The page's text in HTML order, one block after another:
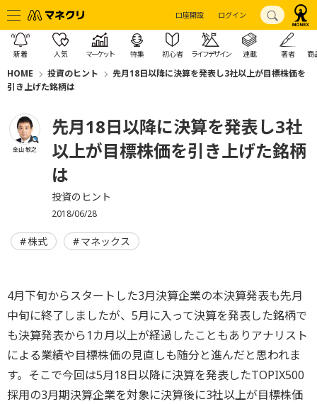
口座開設 ログイン
新着 人気 マーケット 特集 初心者 ライフデザイン 連載 著者 商
HOME 投資のヒント
先月18日以降に決算を発表し3社以上が目標株価を
引き上げた銘柄は
金山 敏之
先月18日以降に決算を発表し3社
以上が目標株価を引き上げた銘柄
は
投資のヒント
2018/06/28
株式 マネックス
4月下旬からスタートした3月決算企業の本決算発表も先月
中旬に終了しましたが、5月に入って決算を発表した銘柄で
も決算発表から1カ月以上が経過したこともありアナリスト
による業績や目標株価の見直しも随分と進んだと思われま
す。そこで今回は5月18日以降に決算を発表したTOPIX500
採用の3月期決算企業を対象に決算後に3社以上が目標株価